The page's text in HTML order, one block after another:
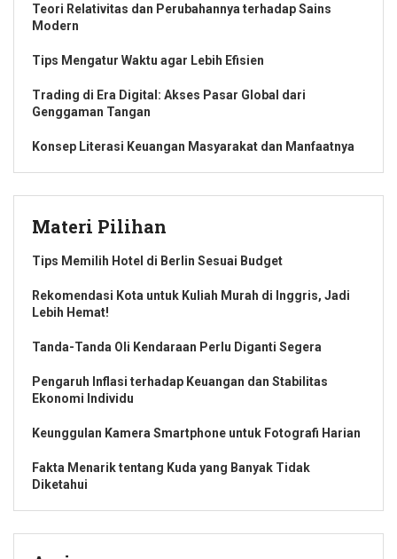
Teori Relativitas dan Perubahannya terhadap Sains
Modern
Tips Mengatur Waktu agar Lebih Efisien
Trading di Era Digital: Akses Pasar Global dari
Genggaman Tangan
Konsep Literasi Keuangan Masyarakat dan Manfaatnya
Materi Pilihan
Tips Memilih Hotel di Berlin Sesuai Budget
Rekomendasi Kota untuk Kuliah Murah di Inggris, Jadi
Lebih Hemat!
Tanda-Tanda Oli Kendaraan Perlu Diganti Segera
Pengaruh Inflasi terhadap Keuangan dan Stabilitas
Ekonomi Individu
Keunggulan Kamera Smartphone untuk Fotografi Harian
Fakta Menarik tentang Kuda yang Banyak Tidak
Diketahui